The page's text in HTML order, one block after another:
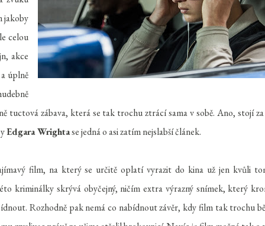
jakoby
celou
akce
úplně
tuctová zábava, která se tak trochu ztrácí sama v sobě. Ano, stojí
Edgara Wrightase jedná o asi zatím nejslabší článek.
film, na který se určitě oplatí vyrazit do kina už jen kvůli
kriminálky skrývá obyčejný, ničím extra výrazný snímek, který
Rozhodně pak nemá co nabídnout závěr, kdy film tak trochu